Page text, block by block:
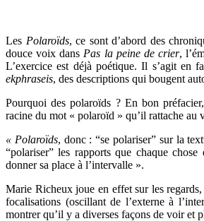
Les Polaroïds, ce sont d’abord des
douce voix dans Pas la peine de crier,
L’exercice est déjà poétique. Il s’agit en
ekphraseis, des descriptions qui bougent
Pourquoi des polaroïds ? En bon
racine du mot « polaroïd » qu’il rattache au
« Polaroïds, donc : “se polariser” sur la
“polariser” les rapports que chaque
donner sa place à l’intervalle ».
Marie Richeux joue en effet sur les
focalisations (oscillant de l’externe à
montrer qu’il y a diverses façons de voir et